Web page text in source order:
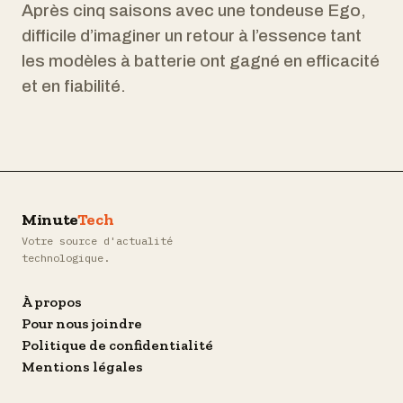
Après cinq saisons avec une tondeuse Ego,
difficile d’imaginer un retour à l’essence tant
les modèles à batterie ont gagné en efficacité
et en fiabilité.
MinuteTech
Votre source d'actualité
technologique.
À propos
Pour nous joindre
Politique de confidentialité
Mentions légales